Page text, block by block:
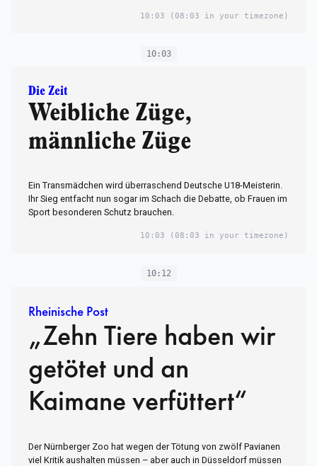
10:03 (08:03 in your timezone)
10:03
Die Zeit
Weibliche Züge,
männliche Züge
Ein Transmädchen wird überraschend Deutsche U18-Meisterin.
Ihr Sieg entfacht nun sogar im Schach die Debatte, ob Frauen im
Sport besonderen Schutz brauchen.
10:03 (08:03 in your timezone)
10:12
Rheinische Post
„Zehn Tiere haben wir
getötet und an
Kaimane verfüttert“
Der Nürnberger Zoo hat wegen der Tötung von zwölf Pavianen
viel Kritik aushalten müssen – aber auch in Düsseldorf müssen